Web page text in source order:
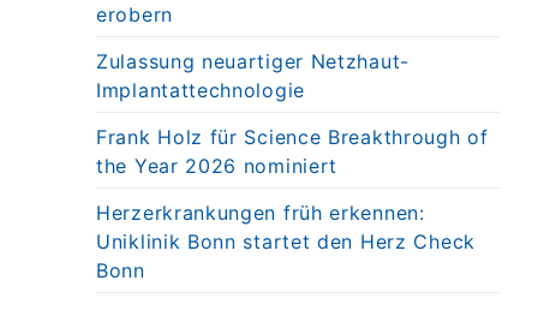
erobern
Zulassung neuartiger Netzhaut-
Implantattechnologie
Frank Holz für Science Breakthrough of
the Year 2026 nominiert
Herzerkrankungen früh erkennen:
Uniklinik Bonn startet den Herz Check
Bonn